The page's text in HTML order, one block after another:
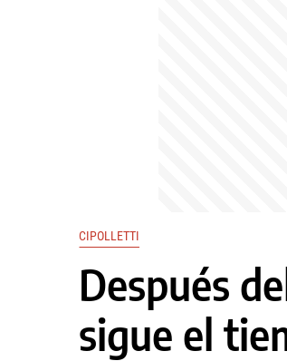
CIPOLLETTI
Después
sigue el